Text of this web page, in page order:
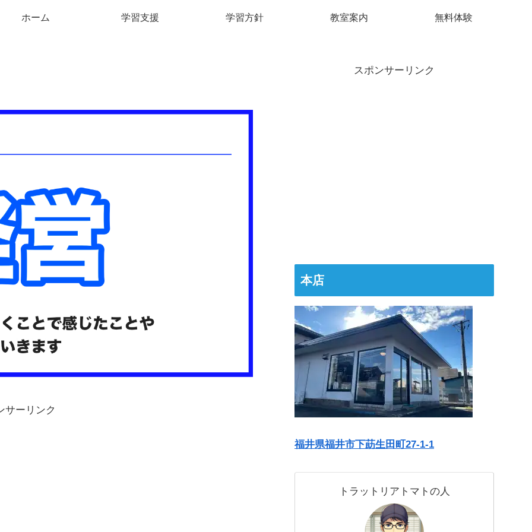
ホーム 学習支援 学習方針 教室案内 無料体験
サーリンク
スポンサーリンク
本店
福井県福井市下莇生田町27-1-1
トラットリアトマトの人